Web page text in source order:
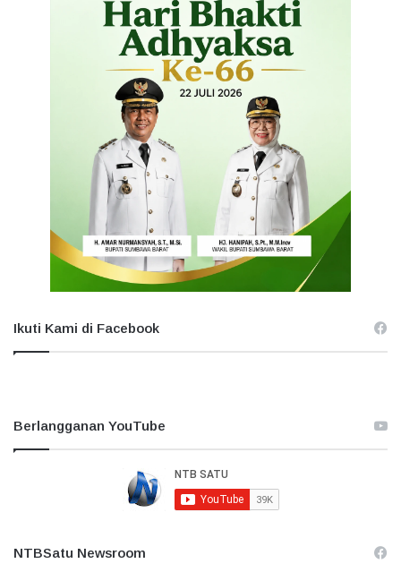
Ikuti Kami di Facebook
Berlangganan YouTube
NTBSatu Newsroom